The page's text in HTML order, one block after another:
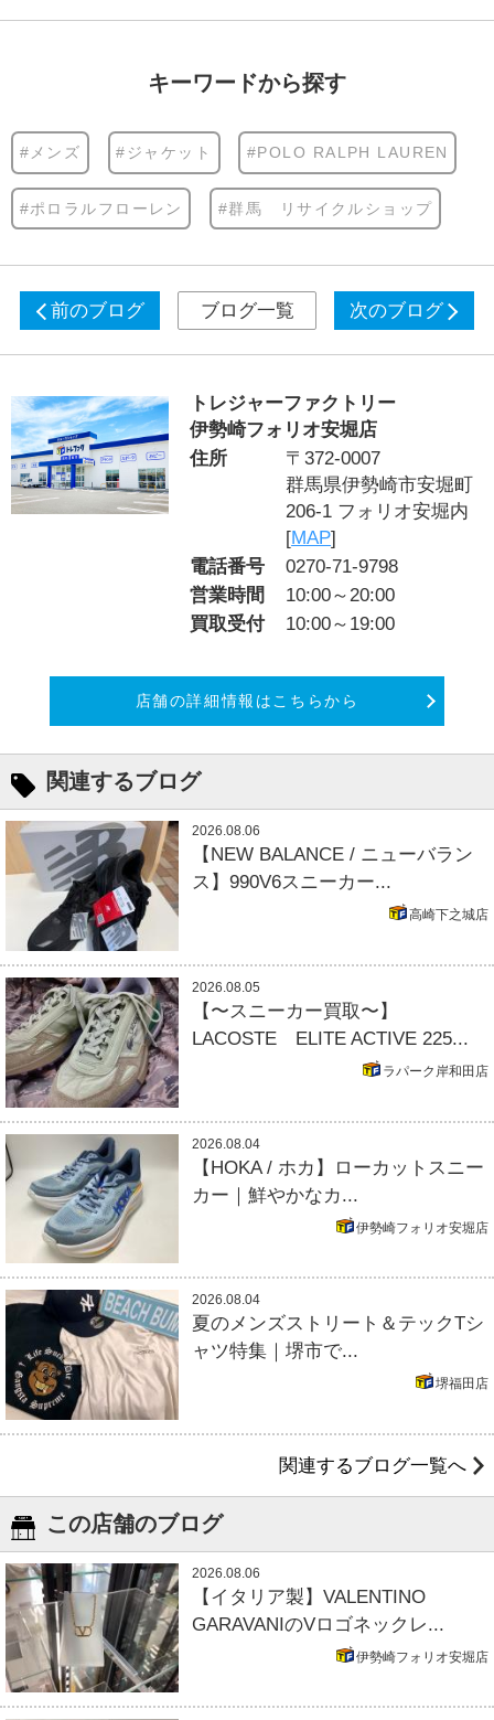
キーワードから探す
#メンズ #ジャケット #POLO RALPH LAUREN
#ポロラルフローレン #群馬 リサイクルショップ
前のブログ ブログ一覧 次のブログ
トレジャーファクトリー
伊勢崎フォリオ安堀店
住所
〒372-0007
群馬県伊勢崎市安堀町
206-1 フォリオ安堀内
[MAP]
電話番号
0270-71-9798
営業時間
10:00～20:00
買取受付
10:00～19:00
店舗の詳細情報はこちらから
関連するブログ
2026.08.06
【NEW BALANCE / ニューバラン
ス】990V6スニーカー...
高崎下之城店
2026.08.05
【〜スニーカー買取〜】
LACOSTE ELITE ACTIVE 225...
ラパーク岸和田店
2026.08.04
【HOKA / ホカ】ローカットスニー
カー｜鮮やかなカ...
伊勢崎フォリオ安堀店
2026.08.04
夏のメンズストリート＆テックTシ
ャツ特集｜堺市で...
堺福田店
関連するブログ一覧へ
この店舗のブログ
2026.08.06
【イタリア製】VALENTINO
GARAVANIのVロゴネックレ...
伊勢崎フォリオ安堀店